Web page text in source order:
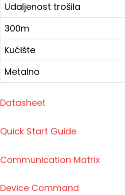
Udaljenost trošila
300m
Kućište
Metalno
Datasheet
Quick Start Guide
Communication Matrix
Device Command